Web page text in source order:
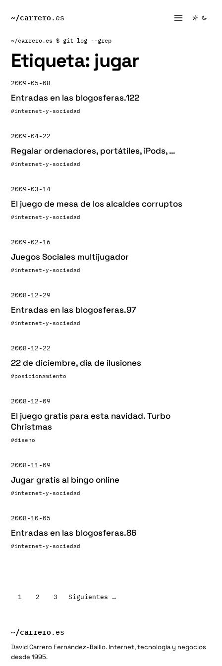
~/carrero.es
~/carrero.es $ git log --grep
Etiqueta: jugar
2009-05-08
Entradas en las blogosferas.122
#internet-y-sociedad
2009-04-22
Regalar ordenadores, portátiles, iPods, …
#internet-y-sociedad
2009-03-14
El juego de mesa de los alcaldes corruptos
#internet-y-sociedad
2009-02-16
Juegos Sociales multijugador
#internet-y-sociedad
2008-12-29
Entradas en las blogosferas.97
#internet-y-sociedad
2008-12-22
22 de diciembre, día de ilusiones
#posicionamiento
2008-12-09
El juego gratis para esta navidad. Turbo
Christmas
#diseno
2008-11-09
Jugar gratis al bingo online
#internet-y-sociedad
2008-10-05
Entradas en las blogosferas.86
#internet-y-sociedad
Paginación
entradas
1 2 3 Siguientes →
~/carrero.es
David Carrero Fernández-Baillo. Internet, tecnología y negocios
desde 1995.